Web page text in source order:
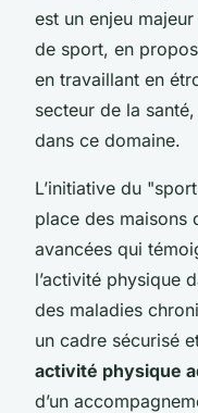
est un enjeu
de sport, en
en travaillant en
secteur de la
dans ce domaine.
L’initiative du
place des maisons
avancées qui
l’activité physique
des maladies
un cadre sécurisé
activité physique
d’un